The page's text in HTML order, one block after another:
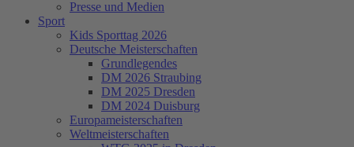
Presse und Medien
Sport
Kids Sporttag 2026
Deutsche Meisterschaften
Grundlegendes
DM 2026 Straubing
DM 2025 Dresden
DM 2024 Duisburg
Europameisterschaften
Weltmeisterschaften